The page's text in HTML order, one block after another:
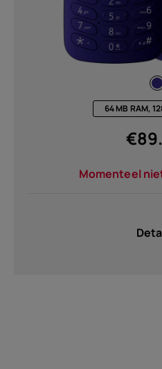
Zelfreparatie
Netherlands
64 MB RAM,
€
Momenteel